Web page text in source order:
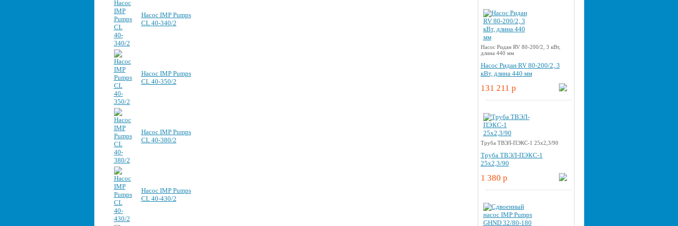
Насос IMP Pumps
CL 40-340/2
Насос IMP Pumps
CL 40-350/2
Насос IMP Pumps
CL 40-380/2
Насос IMP Pumps
CL 40-430/2
Насос Ридан RV 80-200/2, 3 кВт,
длина 440 мм
Насос Ридан RV 80-200/2, 3
кВт, длина 440 мм
131 211 p
Труба ТВЭЛ-ПЭКС-1 25x2,3/90
Труба ТВЭЛ-ПЭКС-1
25x2,3/90
1 380 p